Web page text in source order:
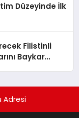
Düzeyinde İlk
Filistinli
Baykar
Adresi